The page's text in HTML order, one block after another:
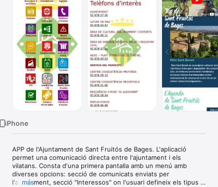
iPhone
APP de l'Ajuntament de Sant Fruitós de Bages. L'aplicació
permet una comunicació directa entre l'ajuntament i els
vilatans. Consta d'una primera pantalla amb un menú amb
diverses opcions: secció de comunicats enviats per
l'ajuntament, secció "Interessos" on l'usuari defineix els tipus
más